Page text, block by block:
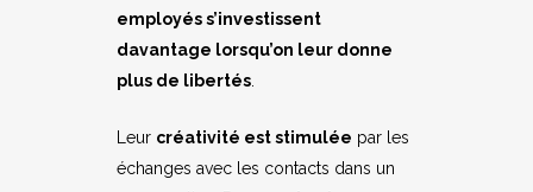
employés s’investissent
davantage lorsqu’on leur donne
plus de libertés
Leur créativité est stimulée par les
échanges avec les contacts dans un